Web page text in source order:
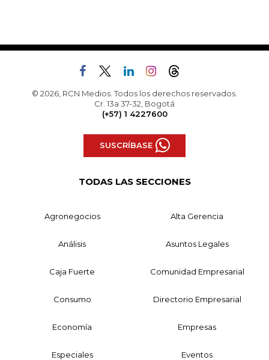
© 2026, RCN Medios. Todos los derechos reservados.
Cr. 13a 37-32, Bogotá
(+57) 1 4227600
SUSCRÍBASE
TODAS LAS SECCIONES
Agronegocios Alta Gerencia
Análisis Asuntos Legales
Caja Fuerte Comunidad Empresarial
Consumo Directorio Empresarial
Economía Empresas
Especiales Eventos